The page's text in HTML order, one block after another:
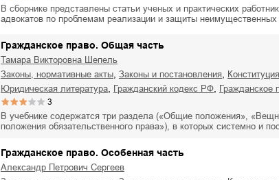
В сборнике представлены статьи ученых и практических
адвокатов по проблемам реализации и защиты
Гражданское право. Общая часть
Тамара Викторовна Шепель
законы, нормативные акты
законы и постановления
юридическая литература гражданский кодекс РФ гражданское
3
В учебнике содержатся три раздела («Общие положения»,
положения обязательственного права»), в которых системно и
Гражданское право. Особенная часть
Александр Петрович Сергеев